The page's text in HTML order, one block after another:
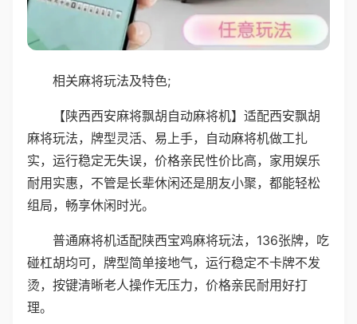
相关麻将玩法及特色;
【陕西西安麻将飘胡自动麻将机】适配西安飘胡
麻将玩法，牌型灵活、易上手，自动麻将机做工扎
实，运行稳定无失误，价格亲民性价比高，家用娱乐
耐用实惠，不管是长辈休闲还是朋友小聚，都能轻松
组局，畅享休闲时光。
普通麻将机适配陕西宝鸡麻将玩法，136张牌，吃
碰杠胡均可，牌型简单接地气，运行稳定不卡牌不发
烫，按键清晰老人操作无压力，价格亲民耐用好打
理。